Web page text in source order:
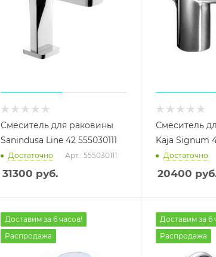
Смеситель для раковины
Sanindusa Line 42 555030111
Достаточно Арт.: 555030111
31300 руб.
Смеситель
Kaja Signum
Достаточно
20400
Доставим за 6 часов!
Распродажа
Доставим за 6
Распродажа